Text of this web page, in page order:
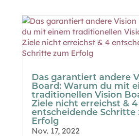
Das garantiert andere
Board: Warum du mit
traditionellen Vision
Ziele nicht erreichst & 4
entscheidende Schritte
Erfolg
Nov. 17, 2022